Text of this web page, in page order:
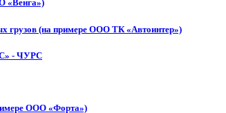
«Венга»)
грузов (на примере ООО ТК «Автоинтер»)
- ЧУРС
ООО «Форта»)